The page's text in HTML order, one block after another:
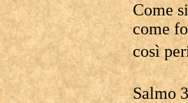
Come
come
così
Salmo